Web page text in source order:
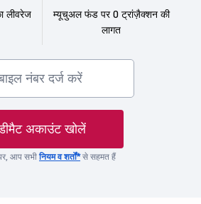
लीवरेज
म्यूचुअल फंड पर 0 ट्रांज़ैक्शन की
लागत
अकाउंट खोलें
आप सभीनियम व शर्तों*से सहमत हैं